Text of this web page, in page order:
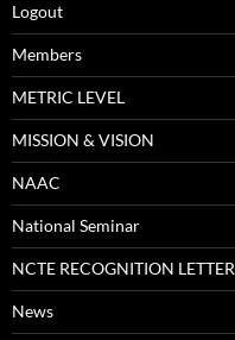
Logout
Members
METRIC LEVEL
MISSION & VISION
NAAC
National Seminar
NCTE RECOGNITION LETTER
News